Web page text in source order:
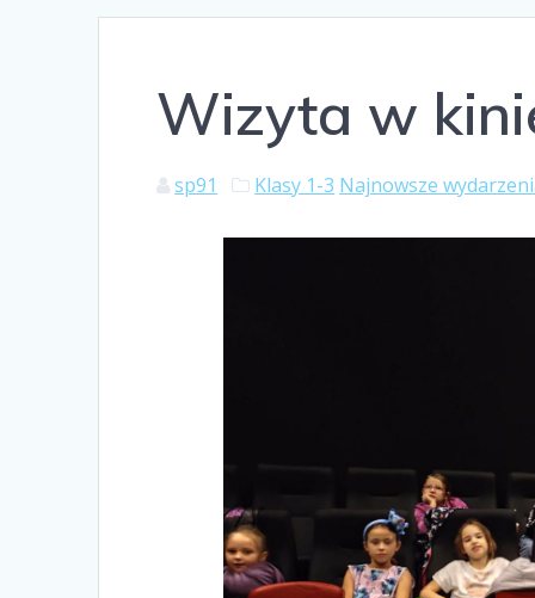
Wizyta w
sp91 Klasy 1-3 Najnowsze